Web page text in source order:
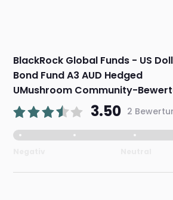
BlackRock Global Funds - US
Bond Fund A3 AUD Hedged
UMushroom Community-
3.50 2